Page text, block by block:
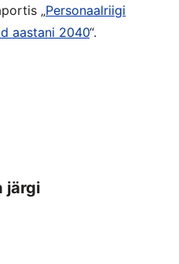
„Personaalriigi
aastani 2040“.
järgi